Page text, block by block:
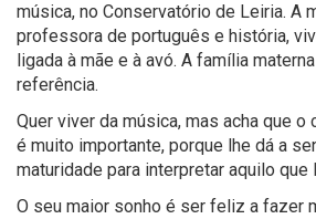
música, no Conservatório de Leiria. A
professora de português e história,
ligada à mãe e à avó. A família
referência.
Quer viver da música, mas acha que o
é muito importante, porque lhe dá a
maturidade para interpretar aquilo que
O seu maior sonho é ser feliz a fazer